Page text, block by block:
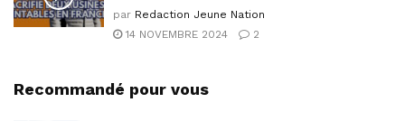
par Redaction Jeune Nation
14 NOVEMBRE 2024
2
Recommandé pour vous